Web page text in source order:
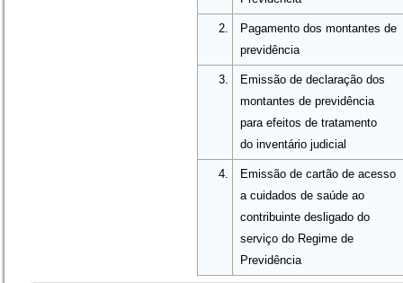
2.
Pagamento dos montantes de
previdência
3.
Emissão de declaração dos
montantes de previdência
para efeitos de tratamento
do inventário judicial
4.
Emissão de cartão de acesso
a cuidados de saúde ao
contribuinte desligado do
serviço do Regime de
Previdência